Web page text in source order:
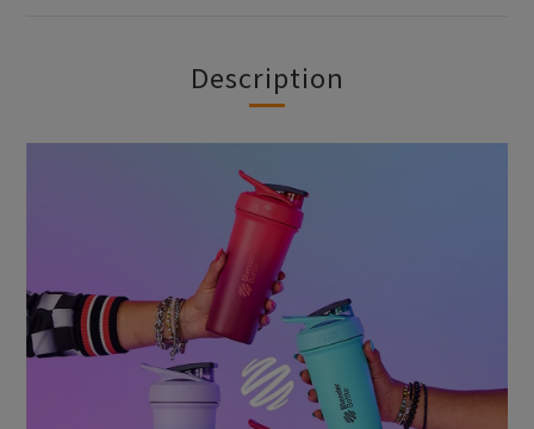
Description